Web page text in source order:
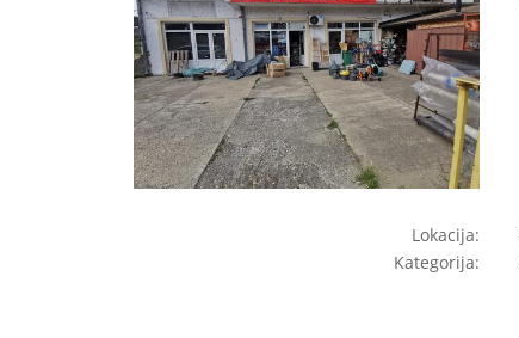
Lokacija:
Kategorija: